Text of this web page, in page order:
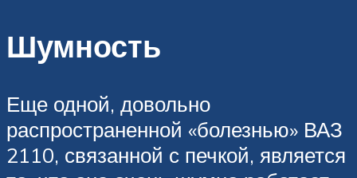
Шумность
Еще одной, довольно
распространенной «болезнью» ВАЗ
2110, связанной с печкой, является